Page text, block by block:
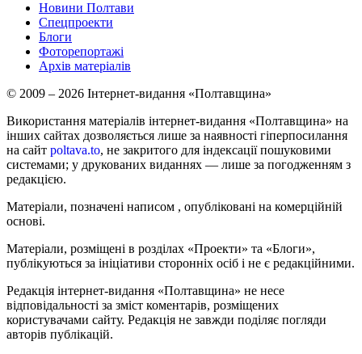
Новини Полтави
Спецпроекти
Блоги
Фоторепортажі
Архів матеріалів
© 2009 – 2026 Інтернет-видання «Полтавщина»
Використання матеріалів інтернет-видання «Полтавщина» на
інших сайтах дозволяється лише за наявності гіперпосилання
на сайт poltava.to, не закритого для індексації пошуковими
системами; у друкованих виданнях — лише за погодженням з
редакцією.
Матеріали, позначені написом , опубліковані на комерційній
основі.
Матеріали, розміщені в розділах «Проекти» та «Блоги»,
публікуються за ініціативи сторонніх осіб і не є редакційними.
Редакція інтернет-видання «Полтавщина» не несе
відповідальності за зміст коментарів, розміщених
користувачами сайту. Редакція не завжди поділяє погляди
авторів публікацій.